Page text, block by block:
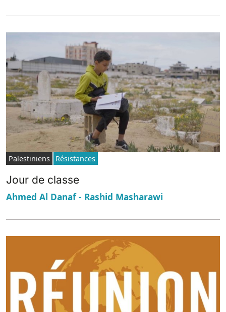
Palestiniens Résistances
Jour de classe
Ahmed Al Danaf - Rashid Masharawi